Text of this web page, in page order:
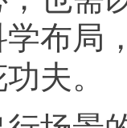
学布
夫。